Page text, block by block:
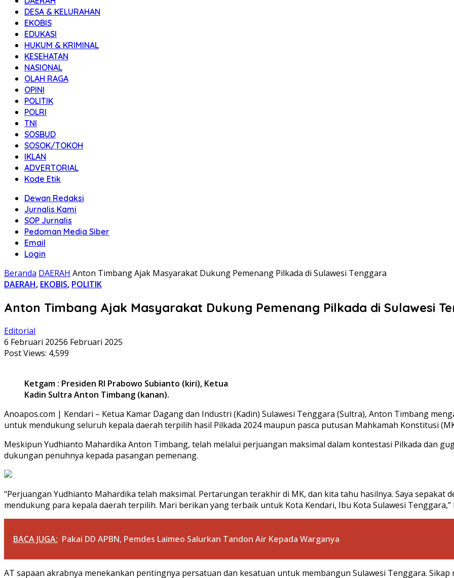
DESA & KELURAHAN
EKOBIS
EDUKASI
HUKUM & KRIMINAL
KESEHATAN
NASIONAL
OLAH RAGA
OPINI
POLITIK
POLRI
TNI
SOSBUD
SOSOK/TOKOH
IKLAN
ADVERTORIAL
Kode Etik
Dewan Redaksi
Jurnalis Kami
SOP Jurnalis
Pedoman Media Siber
Email
Login
Beranda DAERAH Anton Timbang Ajak Masyarakat Dukung Pemenang Pilkada di Sulawesi Tenggara
DAERAH, EKOBIS, POLITIK
Anton Timbang Ajak Masyarakat Dukung Pemenang Pilkada di Sulawesi
Editorial
6 Februari 20256 Februari 2025
Post Views: 4,599
Ketgam : Presiden RI Prabowo Subianto (kiri), Ketua
Kadin Sultra Anton Timbang (kanan).
Anoapos.com | Kendari – Ketua Kamar Dagang dan Industri (Kadin) Sulawesi Tenggara (Sultra), Anton Timbang
untuk mendukung seluruh kepala daerah terpilih hasil Pilkada 2024 maupun pasca putusan Mahkamah Konstitusi
Meskipun Yudhianto Mahardika Anton Timbang, telah melalui perjuangan maksimal dalam kontestasi Pilkada dan
dukungan penuhnya kepada pasangan pemenang.
“Perjuangan Yudhianto Mahardika telah maksimal. Pertarungan terakhir di MK, dan kita tahu hasilnya. Saya sepakat
mendukung para kepala daerah terpilih. Mari berikan yang terbaik untuk Kota Kendari, Ibu Kota Sulawesi
BACA JUGA: Pakai DD APBN, Pemdes Laimeo Salurkan Tandon Air Kepada Warganya
AT sapaan akrabnya menekankan pentingnya persatuan dan kesatuan untuk membangun Sulawesi Tenggara.